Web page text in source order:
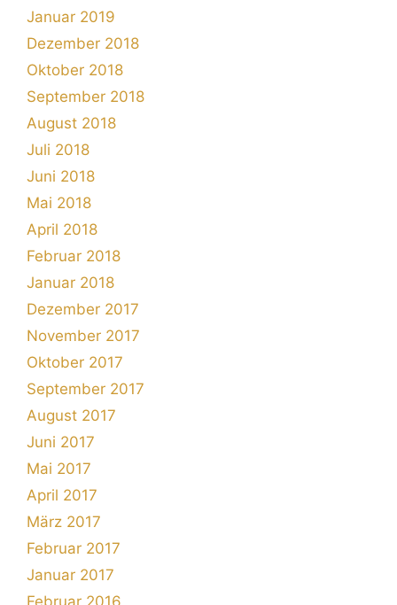
Januar 2019
Dezember 2018
Oktober 2018
September 2018
August 2018
Juli 2018
Juni 2018
Mai 2018
April 2018
Februar 2018
Januar 2018
Dezember 2017
November 2017
Oktober 2017
September 2017
August 2017
Juni 2017
Mai 2017
April 2017
März 2017
Februar 2017
Januar 2017
Februar 2016